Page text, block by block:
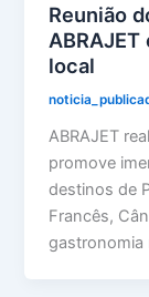
Reunião
local
ABRAJET
promove
destinos de
Francês,
gastronomia